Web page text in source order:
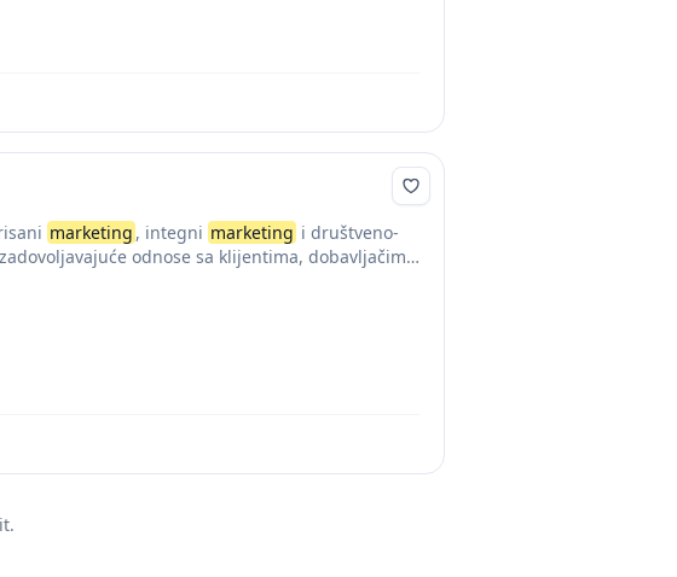
marketing , integni marketing i društveno-
odnose sa klijentima, dobavljačima